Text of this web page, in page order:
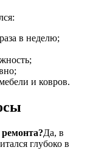
в неделю;
и ковров.
Да, в
глубоко в